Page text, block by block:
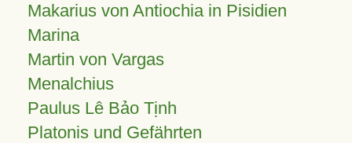
Makarius von Antiochia in Pisidien
Marina
Martin von Vargas
Menalchius
Paulus Lê Bảo Tịnh
Platonis und Gefährten